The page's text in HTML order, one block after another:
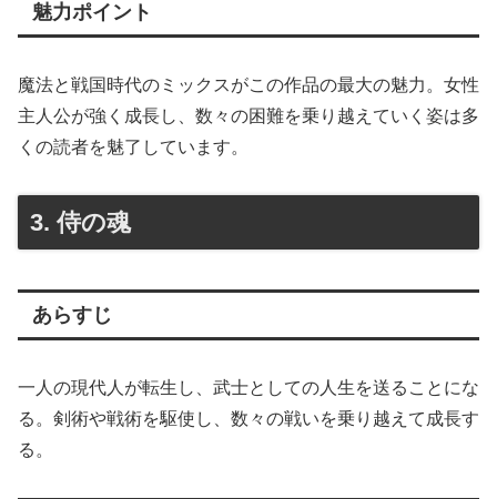
魅力ポイント
魔法と戦国時代のミックスがこの作品の最大の魅力。女性
主人公が強く成長し、数々の困難を乗り越えていく姿は多
くの読者を魅了しています。
3. 侍の魂
あらすじ
一人の現代人が転生し、武士としての人生を送ることにな
る。剣術や戦術を駆使し、数々の戦いを乗り越えて成長す
る。